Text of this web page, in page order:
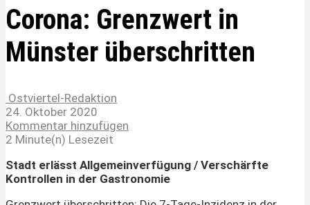
Corona: Grenzwert in
Münster überschritten
Ostviertel-Redaktion
24. Oktober 2020
Kommentar hinzufügen
2 Minute(n) Lesezeit
Stadt erlässt Allgemeinverfügung / Verschärfte
Kontrollen in der Gastronomie